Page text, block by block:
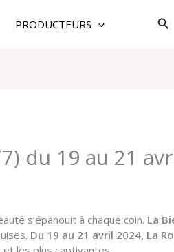
PRODUCTEURS
du 19 au 21
s’épanouit à chaque coin. La
Du 19 au 21 avril 2024, La